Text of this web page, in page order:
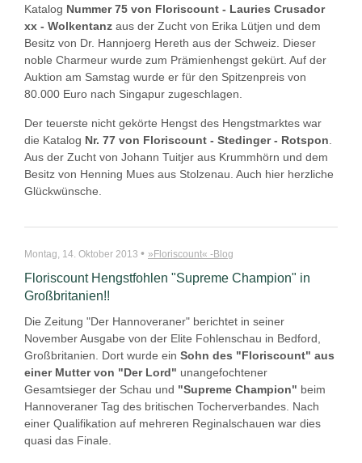
Katalog Nummer 75 von Floriscount - Lauries Crusador
xx - Wolkentanz aus der Zucht von Erika Lütjen und dem
Besitz von Dr. Hannjoerg Hereth aus der Schweiz. Dieser
noble Charmeur wurde zum Prämienhengst gekürt. Auf der
Auktion am Samstag wurde er für den Spitzenpreis von
80.000 Euro nach Singapur zugeschlagen.
Der teuerste nicht gekörte Hengst des Hengstmarktes war
die Katalog Nr. 77 von Floriscount - Stedinger - Rotspon
Aus der Zucht von Johann Tuitjer aus Krummhörn und dem
Besitz von Henning Mues aus Stolzenau. Auch hier herzliche
Glückwünsche.
Montag, 14. Oktober 2013 • »Floriscount« -Blog
Floriscount Hengstfohlen "Supreme Champion" in
Großbritanien!!
Die Zeitung "Der Hannoveraner" berichtet in seiner
November Ausgabe von der Elite Fohlenschau in Bedford,
Großbritanien. Dort wurde ein Sohn des "Floriscount" aus
einer Mutter von "Der Lord" unangefochtener
Gesamtsieger der Schau und "Supreme Champion" beim
Hannoveraner Tag des britischen Tocherverbandes. Nach
einer Qualifikation auf mehreren Reginalschauen war dies
quasi das Finale.